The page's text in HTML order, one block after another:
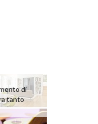
di
tanto